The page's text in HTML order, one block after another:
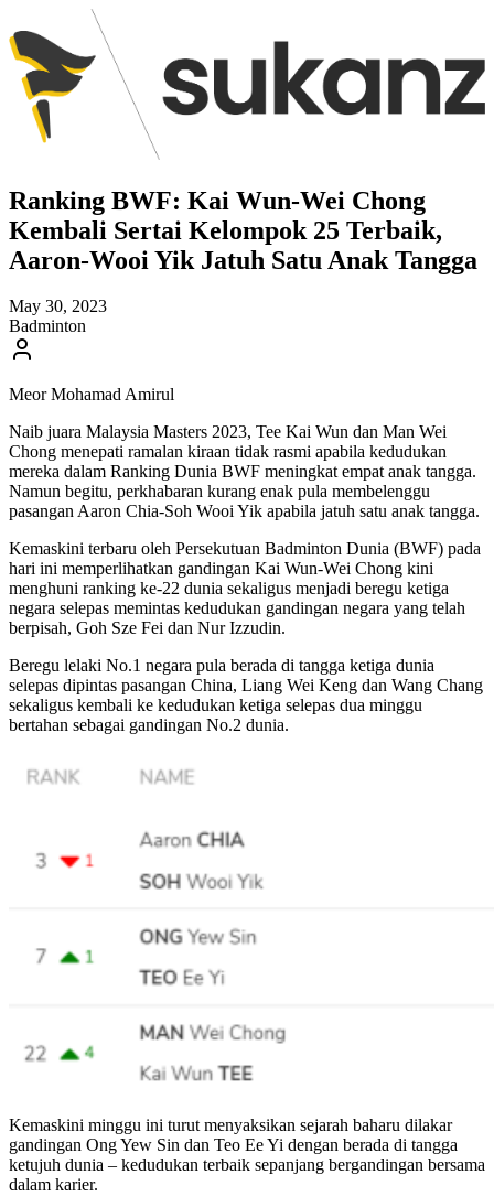
Ranking BWF: Kai Wun-Wei Chong
Kembali Sertai Kelompok 25 Terbaik,
Aaron-Wooi Yik Jatuh Satu Anak Tangga
May 30, 2023
Badminton
Meor Mohamad Amirul
Naib juara Malaysia Masters 2023, Tee Kai Wun dan Man Wei
Chong menepati ramalan kiraan tidak rasmi apabila kedudukan
mereka dalam Ranking Dunia BWF meningkat empat anak tangga.
Namun begitu, perkhabaran kurang enak pula membelenggu
pasangan Aaron Chia-Soh Wooi Yik apabila jatuh satu anak tangga.
Kemaskini terbaru oleh Persekutuan Badminton Dunia (BWF) pada
hari ini memperlihatkan gandingan Kai Wun-Wei Chong kini
menghuni ranking ke-22 dunia sekaligus menjadi beregu ketiga
negara selepas memintas kedudukan gandingan negara yang telah
berpisah, Goh Sze Fei dan Nur Izzudin.
Beregu lelaki No.1 negara pula berada di tangga ketiga dunia
selepas dipintas pasangan China, Liang Wei Keng dan Wang Chang
sekaligus kembali ke kedudukan ketiga selepas dua minggu
bertahan sebagai gandingan No.2 dunia.
Kemaskini minggu ini turut menyaksikan sejarah baharu dilakar
gandingan Ong Yew Sin dan Teo Ee Yi dengan berada di tangga
ketujuh dunia – kedudukan terbaik sepanjang bergandingan bersama
dalam karier.